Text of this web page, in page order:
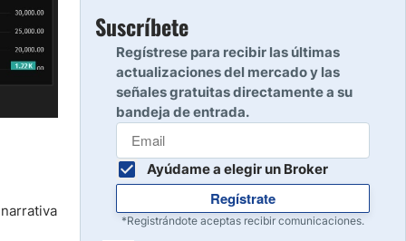
10
Suscríbete
Regístrese para recibir las últimas
actualizaciones del mercado y las
señales gratuitas directamente a su
bandeja de entrada.
Ayúdame a elegir un Broker
Regístrate
*Registrándote aceptas recibir comunicaciones.